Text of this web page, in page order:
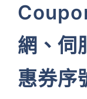
網、伺
惠券序